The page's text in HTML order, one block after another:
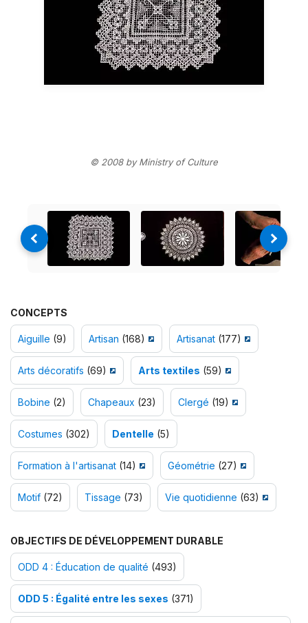
© 2008 by Ministry of Culture
CONCEPTS
Aiguille (9) Artisan (168) Artisanat (177)
Arts décoratifs (69) Arts textiles (59)
Bobine (2) Chapeaux (23) Clergé (19)
Costumes (302) Dentelle (5)
Formation à l'artisanat (14) Géométrie (27)
Motif (72) Tissage (73) Vie quotidienne (63)
OBJECTIFS DE DÉVELOPPEMENT DURABLE
ODD 4 : Éducation de qualité (493)
ODD 5 : Égalité entre les sexes (371)